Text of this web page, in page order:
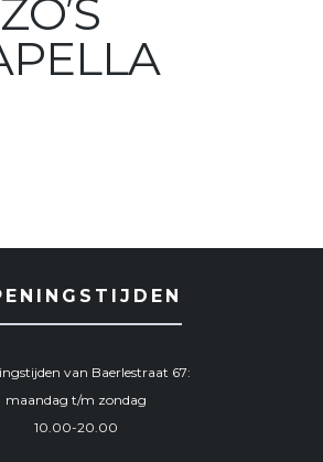
van Baerlestraat 67:
maandag t/m zondag
10.00-20.00